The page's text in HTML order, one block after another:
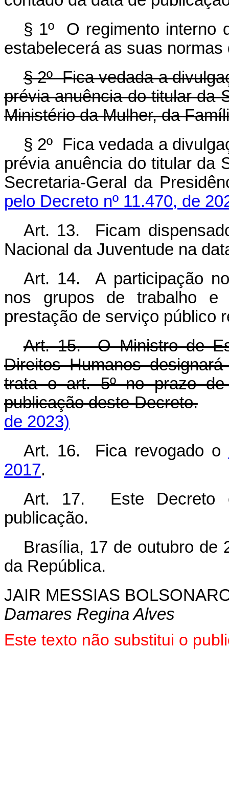
§ 1º O regimento interno
estabelecerá as suas normas
§ 2º Fica vedada a
prévia anuência do titular da
Ministério da Mulher, da
§ 2º Fica vedada a
prévia anuência do titular da
Secretaria-Geral da
pelo Decreto nº 11.470, de
Art. 13. Ficam
Nacional da Juventude na
Art. 14. A participação
nos grupos de trabalho e
prestação de serviço público
Art. 15. O Ministro de
Direitos Humanos
trata o art. 5º no prazo
publicação deste Decreto.
de 2023)
Art. 16. Fica revogado o
2017.
Art. 17. Este Decreto
publicação.
Brasília, 17 de outubro de
da República.
JAIR MESSIAS
Damares Regina Alves
Este texto não substitui o